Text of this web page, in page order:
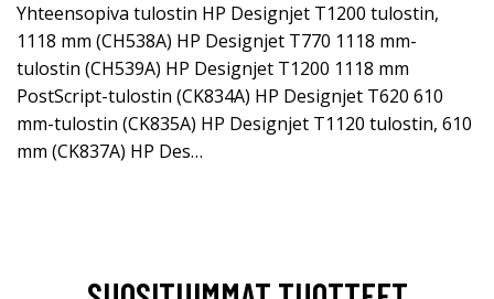
Yhteensopiva tulostin HP Designjet T1200 tulostin,
1118 mm (CH538A) HP Designjet T770 1118 mm-
tulostin (CH539A) HP Designjet T1200 1118 mm
PostScript-tulostin (CK834A) HP Designjet T620 610
mm-tulostin (CK835A) HP Designjet T1120 tulostin, 610
mm (CK837A) HP Des…